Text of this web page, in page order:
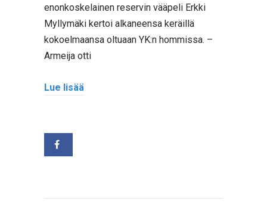
enonkoskelainen reservin vääpeli Erkki
Myllymäki kertoi alkaneensa keräillä
kokoelmaansa oltuaan YK:n hommissa. –
Armeija otti
Lue lisää